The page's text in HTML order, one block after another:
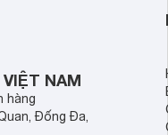
NAM
hàng
Đống Đa,